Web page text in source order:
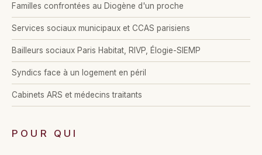
Familles confrontées au Diogène d'un proche
Services sociaux municipaux et CCAS parisiens
Bailleurs sociaux Paris Habitat, RIVP, Élogie-SIEMP
Syndics face à un logement en péril
Cabinets ARS et médecins traitants
POUR QUI